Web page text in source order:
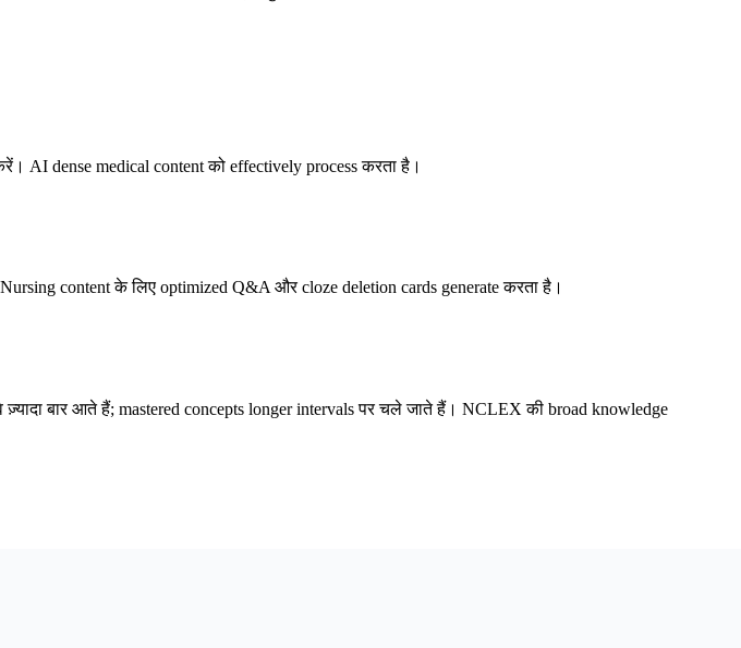
AI dense medical content को effectively process करता है।
content के लिए optimized Q&A और cloze deletion cards generate करता है।
बार आते हैं; mastered concepts longer intervals पर चले जाते हैं। NCLEX की broad knowledge